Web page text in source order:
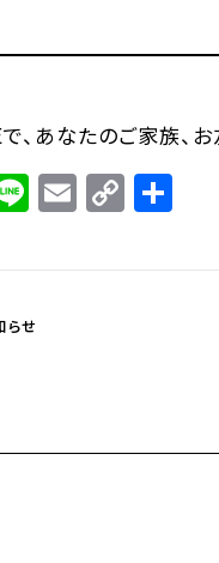
、あなたのご家族、
LineEmail
Copy
らせ